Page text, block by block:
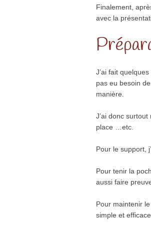
Finalement,
avec la
J’ai fait
pas eu besoin
manière.
J’ai donc
place …etc.
Pour le support,
Pour tenir la
aussi faire
Pour maintenir
simple et